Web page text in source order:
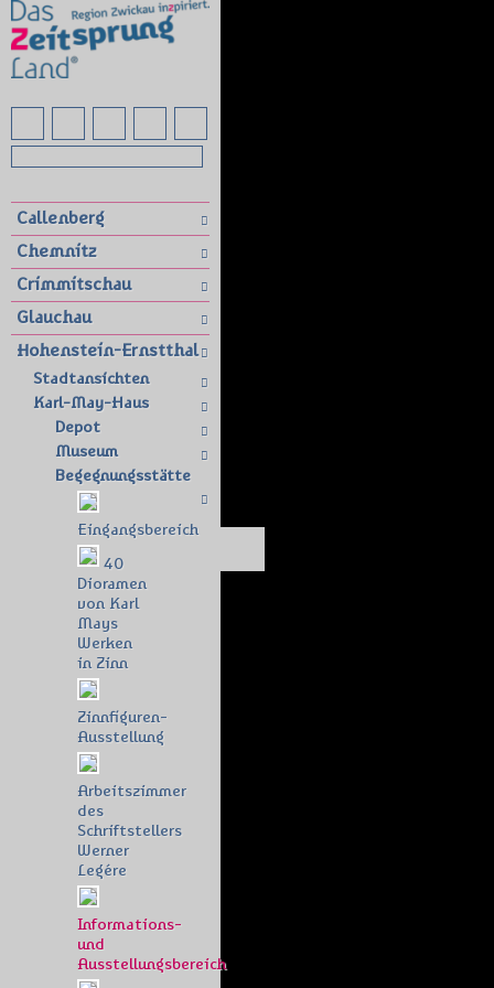
Callenberg
Chemnitz
Crimmitschau
Glauchau
Hohenstein-Ernstthal
Stadtansichten
Karl-May-Haus
Depot
Museum
Begegnungsstätte
Eingangsbereich
40
Dioramen
von Karl
Mays
Werken
in Zinn
Zinnfiguren-
Ausstellung
Arbeitszimmer
des
Schriftstellers
Werner
Legére
Informations-
und
Ausstellungsbereich